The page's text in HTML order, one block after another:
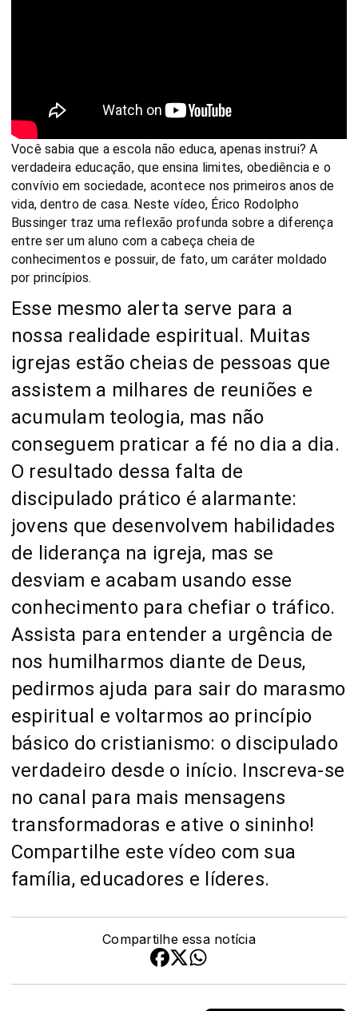
Você sabia que a escola não educa, apenas instrui? A
verdadeira educação, que ensina limites, obediência e o
convívio em sociedade, acontece nos primeiros anos de
vida, dentro de casa. Neste vídeo, Érico Rodolpho
Bussinger traz uma reflexão profunda sobre a diferença
entre ser um aluno com a cabeça cheia de
conhecimentos e possuir, de fato, um caráter moldado
por princípios.
Esse mesmo alerta serve para a
nossa realidade espiritual. Muitas
igrejas estão cheias de pessoas que
assistem a milhares de reuniões e
acumulam teologia, mas não
conseguem praticar a fé no dia a dia.
O resultado dessa falta de
discipulado prático é alarmante:
jovens que desenvolvem habilidades
de liderança na igreja, mas se
desviam e acabam usando esse
conhecimento para chefiar o tráfico.
Assista para entender a urgência de
nos humilharmos diante de Deus,
pedirmos ajuda para sair do marasmo
espiritual e voltarmos ao princípio
básico do cristianismo: o discipulado
verdadeiro desde o início. Inscreva-se
no canal para mais mensagens
transformadoras e ative o sininho!
Compartilhe este vídeo com sua
família, educadores e líderes.
Compartilhe essa notícia